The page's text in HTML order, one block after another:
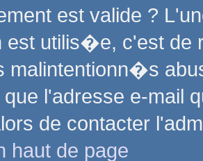
est valide ?
est utilis�e, c'est
malintentionn�s
l'adresse e-mail
de contacter
haut de page